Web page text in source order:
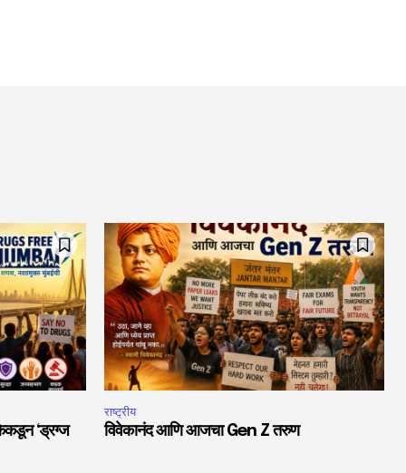
‘ड्रग्ज
राष्ट्रीय
विवेकानंद आणि आजचा Gen Z तरुण